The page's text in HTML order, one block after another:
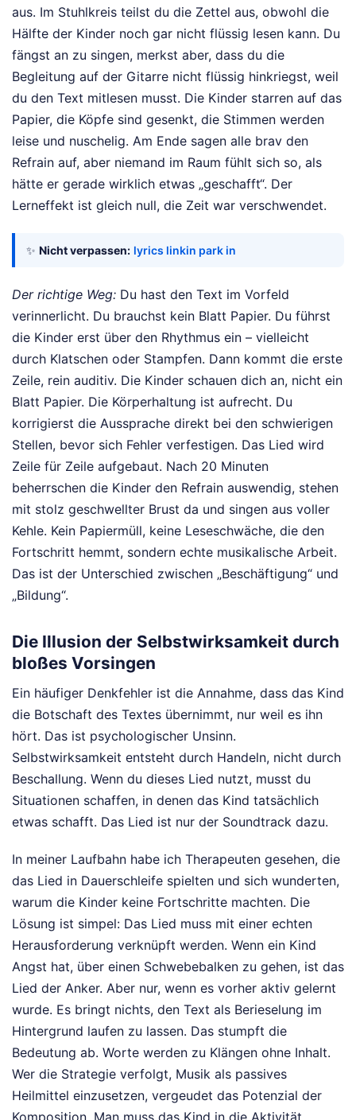
aus. Im Stuhlkreis teilst du die Zettel aus, obwohl die
Hälfte der Kinder noch gar nicht flüssig lesen kann. Du
fängst an zu singen, merkst aber, dass du die
Begleitung auf der Gitarre nicht flüssig hinkriegst, weil
du den Text mitlesen musst. Die Kinder starren auf das
Papier, die Köpfe sind gesenkt, die Stimmen werden
leise und nuschelig. Am Ende sagen alle brav den
Refrain auf, aber niemand im Raum fühlt sich so, als
hätte er gerade wirklich etwas „geschafft“. Der
Lerneffekt ist gleich null, die Zeit war verschwendet.
✨ Nicht verpassen: lyrics linkin park in
Der richtige Weg: Du hast den Text im Vorfeld
verinnerlicht. Du brauchst kein Blatt Papier. Du führst
die Kinder erst über den Rhythmus ein – vielleicht
durch Klatschen oder Stampfen. Dann kommt die erste
Zeile, rein auditiv. Die Kinder schauen dich an, nicht ein
Blatt Papier. Die Körperhaltung ist aufrecht. Du
korrigierst die Aussprache direkt bei den schwierigen
Stellen, bevor sich Fehler verfestigen. Das Lied wird
Zeile für Zeile aufgebaut. Nach 20 Minuten
beherrschen die Kinder den Refrain auswendig, stehen
mit stolz geschwellter Brust da und singen aus voller
Kehle. Kein Papiermüll, keine Leseschwäche, die den
Fortschritt hemmt, sondern echte musikalische Arbeit.
Das ist der Unterschied zwischen „Beschäftigung“ und
„Bildung“.
Die Illusion der Selbstwirksamkeit durch
bloßes Vorsingen
Ein häufiger Denkfehler ist die Annahme, dass das Kind
die Botschaft des Textes übernimmt, nur weil es ihn
hört. Das ist psychologischer Unsinn.
Selbstwirksamkeit entsteht durch Handeln, nicht durch
Beschallung. Wenn du dieses Lied nutzt, musst du
Situationen schaffen, in denen das Kind tatsächlich
etwas schafft. Das Lied ist nur der Soundtrack dazu.
In meiner Laufbahn habe ich Therapeuten gesehen, die
das Lied in Dauerschleife spielten und sich wunderten,
warum die Kinder keine Fortschritte machten. Die
Lösung ist simpel: Das Lied muss mit einer echten
Herausforderung verknüpft werden. Wenn ein Kind
Angst hat, über einen Schwebebalken zu gehen, ist das
Lied der Anker. Aber nur, wenn es vorher aktiv gelernt
wurde. Es bringt nichts, den Text als Berieselung im
Hintergrund laufen zu lassen. Das stumpft die
Bedeutung ab. Worte werden zu Klängen ohne Inhalt.
Wer die Strategie verfolgt, Musik als passives
Heilmittel einzusetzen, vergeudet das Potenzial der
Komposition. Man muss das Kind in die Aktivität